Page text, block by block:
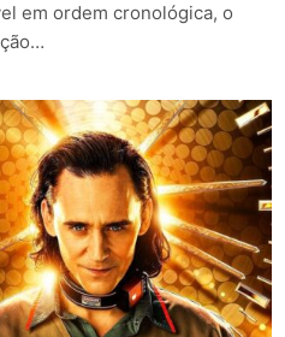
em ordem cronológica, o